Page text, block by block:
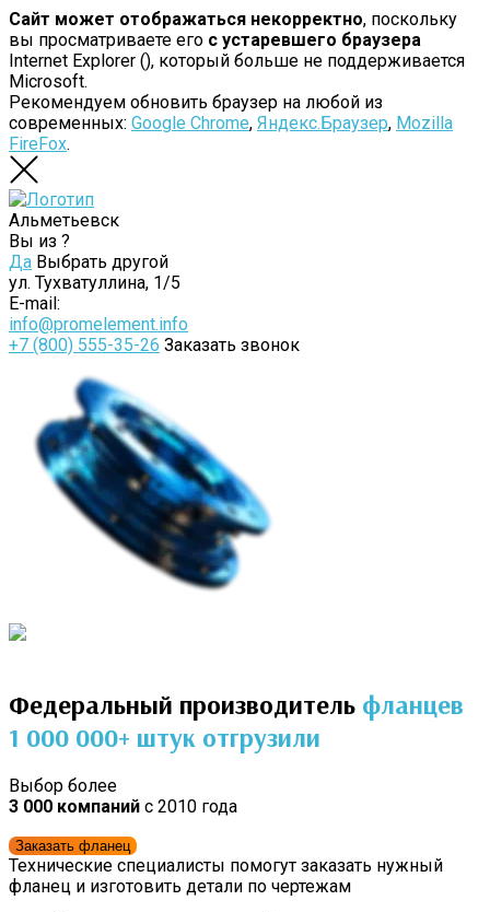
Сайт может отображаться некорректно, поскольку
вы просматриваете его с устаревшего браузера
Internet Explorer (), который больше не поддерживается
Microsoft.
Рекомендуем обновить браузер на любой из
современных: Google Chrome, Яндекс.Браузер, Mozilla
FireFox.
Альметьевск
Вы из ?
Да Выбрать другой
ул. Тухватуллина, 1/5
E-mail:
info@promelement.info
+7 (800) 555-35-26 Заказать звонок
Федеральный производитель фланцев
1 000 000+ штук отгрузили
Выбор более
3 000 компаний с 2010 года
Заказать фланец
Технические специалисты помогут заказать нужный
фланец и изготовить детали по чертежам